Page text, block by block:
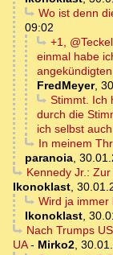
Wo ist denn
09:02
+1,
einmal habe
FredMeyer,
Stimmt. Ich
durch die
ich selbst
In meinem
paranoia,
Kennedy Jr.:
Ikonoklast,
Wird ja immer
Ikonoklast,
Nach Trumps
UA- Mirko2,